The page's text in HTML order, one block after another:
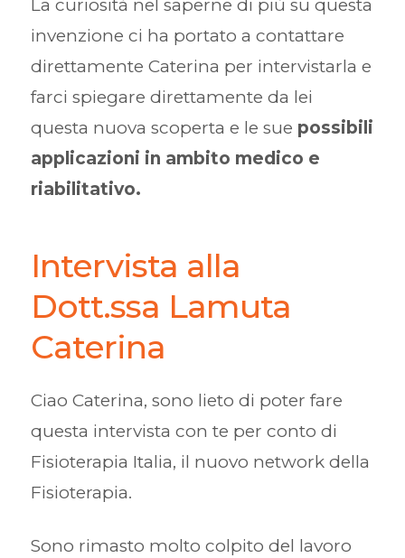
La curiosità nel saperne di più su questa
invenzione ci ha portato a contattare
direttamente Caterina per intervistarla e
farci spiegare direttamente da lei
questa nuova scoperta e le sue possibili
applicazioni in ambito medico e
riabilitativo.
Intervista alla
Dott.ssa Lamuta
Caterina
Ciao Caterina, sono lieto di poter fare
questa intervista con te per conto di
Fisioterapia Italia, il nuovo network della
Fisioterapia.
Sono rimasto molto colpito del lavoro